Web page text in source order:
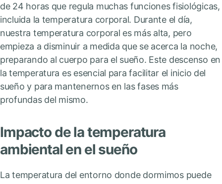
de 24 horas que regula muchas funciones fisiológicas,
incluida la temperatura corporal. Durante el día,
nuestra temperatura corporal es más alta, pero
empieza a disminuir a medida que se acerca la noche,
preparando al cuerpo para el sueño. Este descenso en
la temperatura es esencial para facilitar el inicio del
sueño y para mantenernos en las fases más
profundas del mismo.
Impacto de la temperatura
ambiental en el sueño
La temperatura del entorno donde dormimos puede